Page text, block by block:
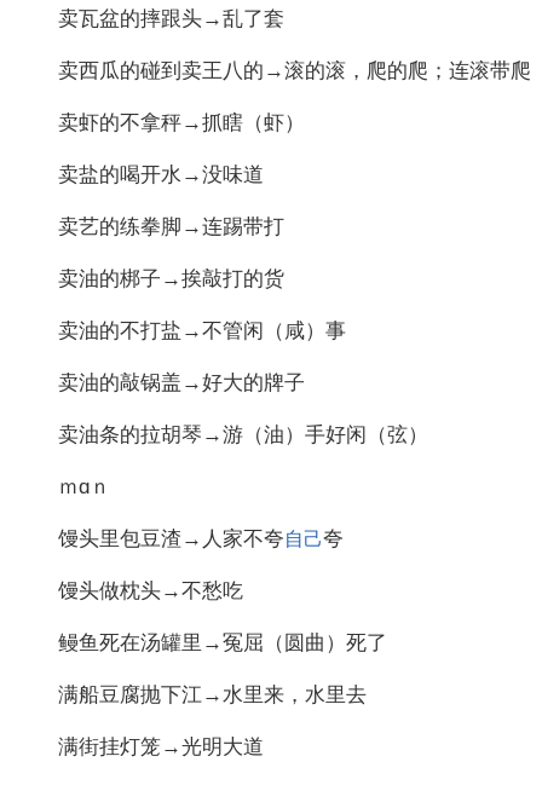
卖瓦盆的摔跟头→乱了套
卖西瓜的碰到卖王八的→滚的滚，爬的爬；连滚带爬
卖虾的不拿秤→抓瞎（虾）
卖盐的喝开水→没味道
卖艺的练拳脚→连踢带打
卖油的梆子→挨敲打的货
卖油的不打盐→不管闲（咸）事
卖油的敲锅盖→好大的牌子
卖油条的拉胡琴→游（油）手好闲（弦）
ｍɑｎ
馒头里包豆渣→人家不夸自己夸
馒头做枕头→不愁吃
鳗鱼死在汤罐里→冤屈（圆曲）死了
满船豆腐抛下江→水里来，水里去
满街挂灯笼→光明大道